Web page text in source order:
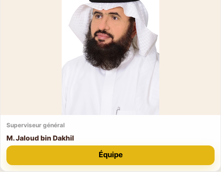
Superviseur général
M. Jaloud bin Dakhil
Équipe